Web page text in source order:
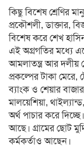
কিছু বিশেষ শ্রেণির
প্রকৌশলী, ডাক্তার,
বিশেষ করে শেখ
এই অগ্রগতির মধ্যে
আমলাতন্ত্র আর দলীয়
প্রকল্পের টাকা মেরে,
ব্যাংক ও শেয়ার
মালয়েশিয়া,
অর্থ পাচার করে
আছে। গ্রামের ছোট
কর্মকর্তাও আছেন।